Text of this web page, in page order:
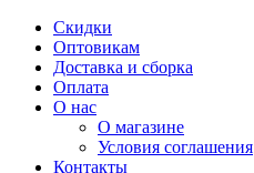
Скидки
Оптовикам
Доставка и сборка
Оплата
О нас
О магазине
Условия соглашения
Контакты